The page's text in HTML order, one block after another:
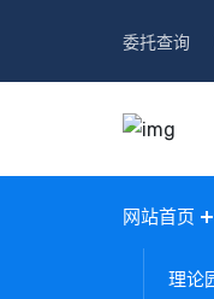
委托查询
网站首页
理论